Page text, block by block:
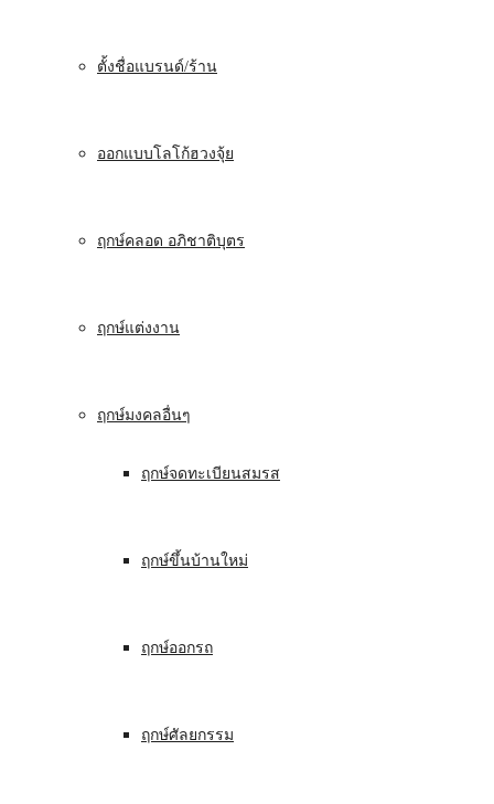
ตั้งชื่อแบรนด์/ร้าน
ออกแบบโลโก้ฮวงจุ้ย
ฤกษ์คลอด อภิชาติบุตร
ฤกษ์แต่งงาน
ฤกษ์มงคลอื่นๆ
ฤกษ์จดทะเบียนสมรส
ฤกษ์ขึ้นบ้านใหม่
ฤกษ์ออกรถ
ฤกษ์ศัลยกรรม